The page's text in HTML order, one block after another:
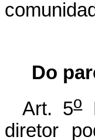
Do
Art. 5o
diretor